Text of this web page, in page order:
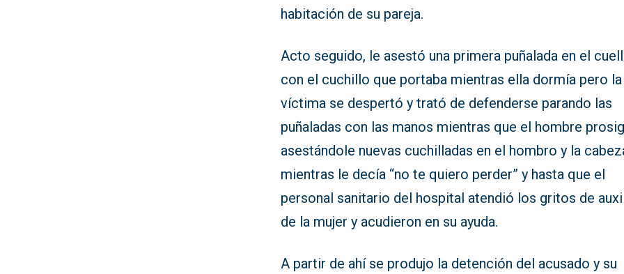
habitación de su pareja.
Acto seguido, le asestó una primera puñalada en el
con el cuchillo que portaba mientras ella dormía pero la
víctima se despertó y trató de defenderse parando las
puñaladas con las manos mientras que el hombre
asestándole nuevas cuchilladas en el hombro y la
mientras le decía “no te quiero perder” y hasta que el
personal sanitario del hospital atendió los gritos de
de la mujer y acudieron en su ayuda.
A partir de ahí se produjo la detención del acusado y su